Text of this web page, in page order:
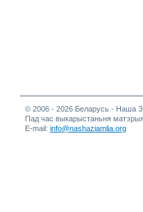
© 2006 - 2026 Беларусь - Наша
Пад час выкарыстаньня
E-mail: info@nashaziamlia.org